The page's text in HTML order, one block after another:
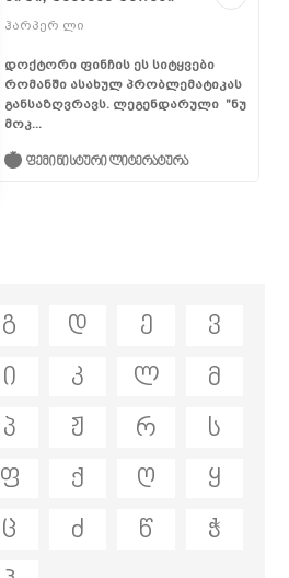
სამართლებრივი
კრებული
ჰარპერ ლი
დოქტორი ფინჩის ეს სიტყვები
რომანში ასახულ პრობლემატიკას
განსაზღვრავს. ლეგენდარული "ნუ
მოკ...
ფემინისტური ლიტერატურა
გ დ ე
ვ
ი კ ლ
მ
პ ჟ რ
ს
ფ ქ ღ
ყ
ც ძ წ
ჭ